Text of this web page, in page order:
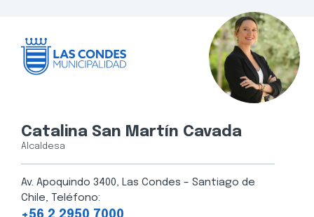
Catalina San Martín Cavada
Alcaldesa
Av. Apoquindo 3400, Las Condes – Santiago de
Chile, Teléfono: